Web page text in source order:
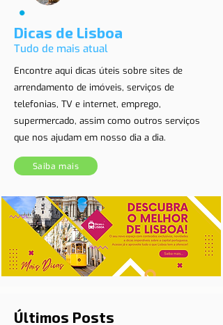
Dicas de Lisboa
Tudo de mais atual
Encontre aqui dicas úteis sobre sites de
arrendamento de imóveis, serviços de
telefonias, TV e internet, emprego,
supermercado, assim como outros serviços
que nos ajudam em nosso dia a dia.
Saiba mais
Últimos Posts